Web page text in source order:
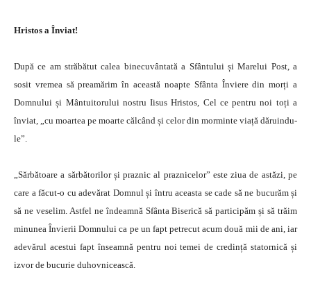
Hristos a Înviat!
După ce am străbătut calea binecuvântată a Sfântului și Marelui Post, a
sosit vremea să preamărim în această noapte Sfânta Înviere din morți a
Domnului și Mântuitorului nostru Iisus Hristos, Cel ce pentru noi toți a
înviat, „cu moartea pe moarte călcând și celor din morminte viață dăruindu-
le”.
„Sărbătoare a sărbătorilor și praznic al praznicelor” este ziua de astăzi, pe
care a făcut-o cu adevărat Domnul și întru aceasta se cade să ne bucurăm și
să ne veselim. Astfel ne îndeamnă Sfânta Biserică să participăm și să trăim
minunea Învierii Domnului ca pe un fapt petrecut acum două mii de ani, iar
adevărul acestui fapt înseamnă pentru noi temei de credință statornică și
izvor de bucurie duhovnicească.